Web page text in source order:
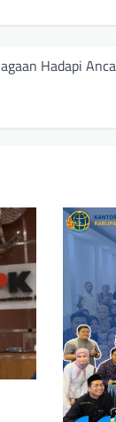
Hadapi